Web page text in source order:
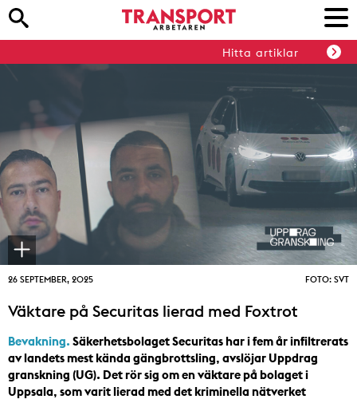
Hitta artiklar
26 SEPTEMBER, 2025 FOTO: SVT
Väktare på Securitas lierad med Foxtrot
Bevakning. Säkerhets­bolaget Securitas har i fem år infiltrerats
av landets mest kända gängbrottsling, avslöj­ar Uppdrag
granskning (UG). Det rör sig om en väktare på bolaget i
Uppsala, som varit lierad med det kriminella nätverket